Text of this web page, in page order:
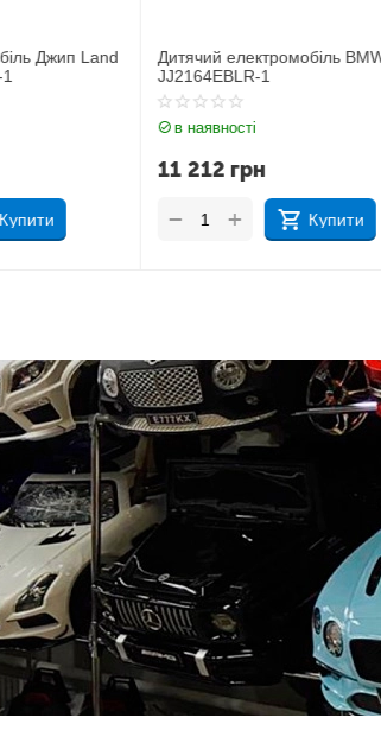
Дитячий електромобіль BMW 6 GT
JJ2164EBLR-1
в наявності
грн
Купити